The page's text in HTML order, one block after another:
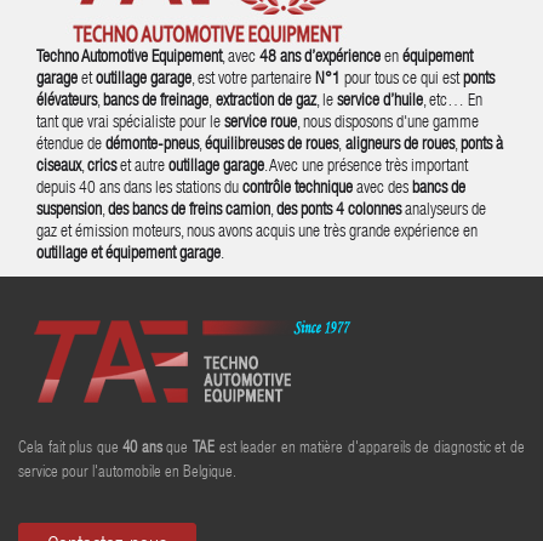
Techno Automotive Equipement, avec 48 ans d’expérience en équipement
garage etoutillage garage, est votre partenaire N°1 pour tous ce qui estponts
élévateurs,bancs de freinage, extraction de gaz, le service d’huile, etc… En
tant que vrai spécialiste pour le service roue, nous disposons d'une gamme
étendue de démonte-pneus,équilibreuses de roues, aligneurs de roues,ponts à
ciseaux,cricset autre outillage garage. Avec une présence très important
depuis 40 ans dans les stations du contrôle technique avec des bancs de
suspension,des bancs de freins camion,des ponts 4 colonnesanalyseurs de
gaz et émission moteurs, nous avons acquis une très grande expérience en
outillage et équipement garage.
Cela fait plus que40ansque TAEest leader en matière d'appareils de diagnostic et de
service pour l'automobile en Belgique.